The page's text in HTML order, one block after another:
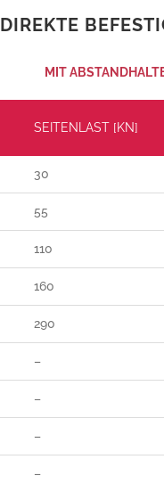
DIREKTE
MIT
SEITENLAST [KN]
30
55
110
160
290
–
–
–
–